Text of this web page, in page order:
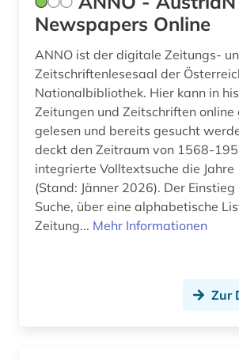
geschichte 1490-1960 (1)
geschichte 1535-1820 (1)
geschichte 1600-1995 (1)
geschichte 1650-1750 (1)
geschichte 1650-1800 (1)
geschichte 1685-1896 (1)
geschichte 1690-1783 (1)
geschichte 1790-1920 (1)
Newspapers Online
ANNO ist der digitale Zeitungs-
Zeitschriftenlesesaal der
Nationalbibliothek. Hier kann in
Zeitungen und Zeitschriften
gelesen und bereits gesucht werden.
deckt den Zeitraum von 1568-
integrierte Volltextsuche die
(Stand: Jänner 2026). Der
Suche, über eine alphabetische
Zeitung... Mehr Informationen
Zur